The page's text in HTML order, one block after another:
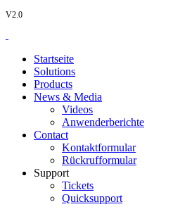
V2.0
Startseite
Solutions
Products
News & Media
Videos
Anwenderberichte
Contact
Kontaktformular
Rückrufformular
Support
Tickets
Quicksupport